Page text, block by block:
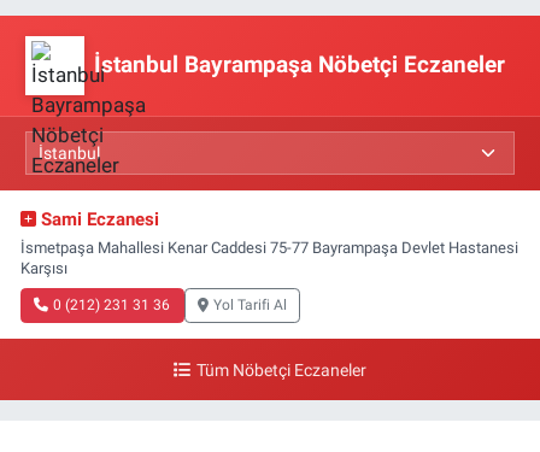
İstanbul Bayrampaşa Nöbetçi Eczaneler
Sami Eczanesi
İsmetpaşa Mahallesi Kenar Caddesi 75-77 Bayrampaşa Devlet Hastanesi
Karşısı
0 (212) 231 31 36 Yol Tarifi Al
Tüm Nöbetçi Eczaneler